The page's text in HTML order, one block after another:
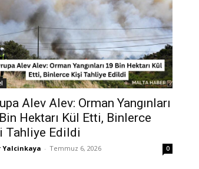
Alev Alev: Orman Yangınları
Hektarı Kül Etti, Binlerce
Tahliye Edildi
Yalcinkaya - Temmuz 6, 2026 0